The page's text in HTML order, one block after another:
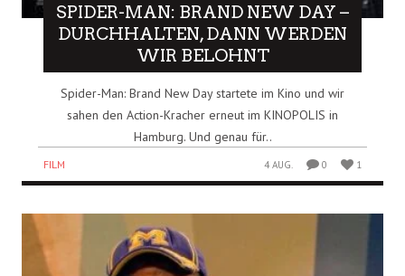
SPIDER-MAN: BRAND NEW DAY –
DURCHHALTEN, DANN WERDEN
WIR BELOHNT
Spider-Man: Brand New Day startete im Kino und wir
sahen den Action-Kracher erneut im KINOPOLIS in
Hamburg. Und genau für..
FILM 4 AUG. 0 1